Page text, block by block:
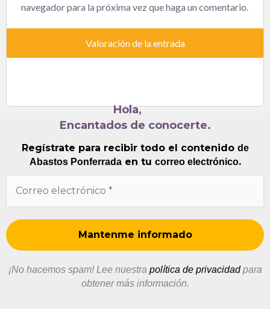
navegador para la próxima vez que haga un comentario.
Hola,
Encantados de conocerte.
Regístrate para recibir todo el contenido de
Abastos Ponferradaen tu correo electrónico.
¡No hacemos spam! Lee nuestra política de privacidadpara
obtener más información.